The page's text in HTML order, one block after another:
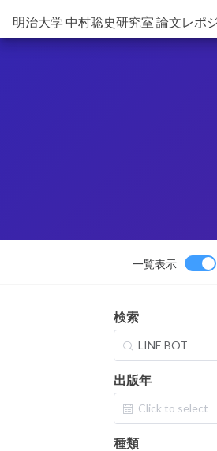
明治大学 中村聡史研究室 論文レポ
一覧表示
検索
出版年
種類